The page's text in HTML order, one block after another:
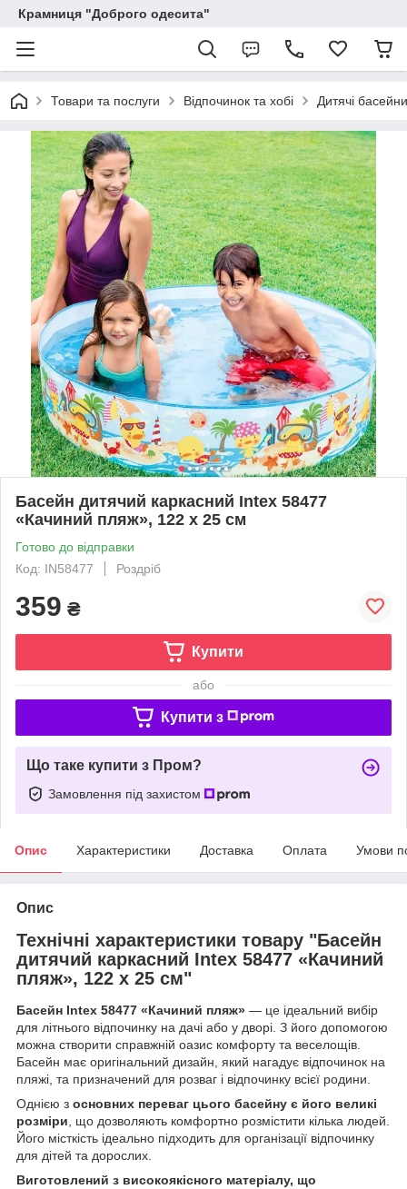
Крамниця "Доброго одесита"
Товари та послуги Відпочинок та хобі Дитячі
Басейн дитячий каркасний Intex 58477
«Качиний пляж», 122 х 25 см
Готово до відправки
Код: IN58477
Роздріб
359 ₴
Купити
або
Купити з
Що таке купити з Пром?
Замовлення під захистом
Опис Характеристики Доставка Оплата Умови
Опис
Технічні характеристики товару "Басейн
дитячий каркасний Intex 58477 «Качиний
пляж», 122 х 25 см"
Басейн Intex 58477 «Качиний пляж» — це ідеальний вибір
для літнього відпочинку на дачі або у дворі. З його допомогою
можна створити справжній оазис комфорту та веселощів.
Басейн має оригінальний дизайн, який нагадує відпочинок на
пляжі, та призначений для розваг і відпочинку всієї родини.
Однією з основних переваг цього басейну є його великі
розміри, що дозволяють комфортно розмістити кілька людей.
Його місткість ідеально підходить для організації відпочинку
для дітей та дорослих.
Виготовлений з високоякісного матеріалу, що